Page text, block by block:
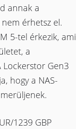
annak a
érhetsz el.
5-tel érkezik, ami
a
Lockerstor Gen3
hogy a NAS-
1239 GBP